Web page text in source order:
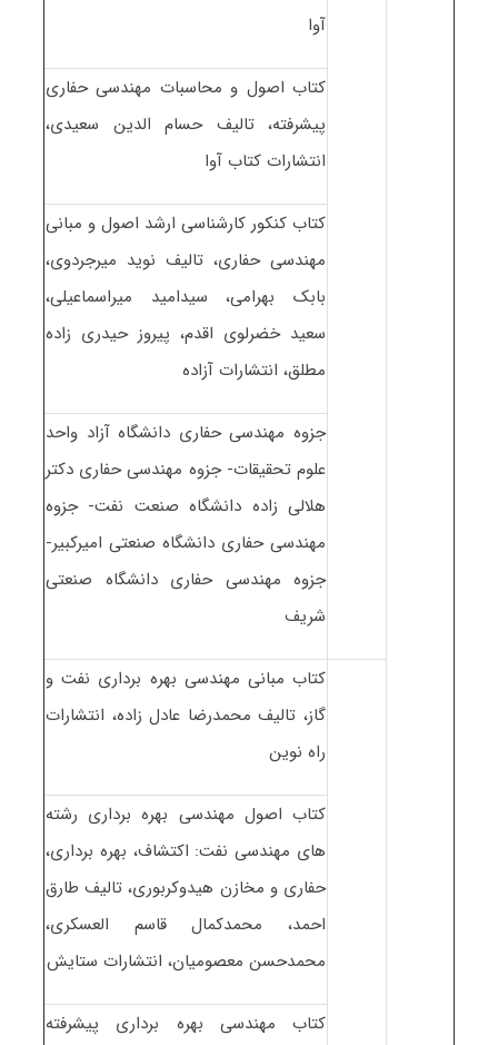
آوا
کتاب اصول و محاسبات مهندسی حفاری
پیشرفته، تالیف حسام الدین سعیدی،
انتشارات کتاب آوا
کتاب کنکور کارشناسی ارشد اصول و مبانی
مهندسی حفاری، تالیف نوید میرجردوی،
بابک بهرامی، سیدامید میراسماعیلی،
سعید خضرلوی اقدم، پیروز حیدری زاده
مطلق، انتشارات آزاده
جزوه مهندسی حفاری دانشگاه آزاد واحد
علوم تحقیقات- جزوه مهندسی حفاری دکتر
هلالی زاده دانشگاه صنعت نفت- جزوه
مهندسی حفاری دانشگاه صنعتی امیرکبیر-
جزوه مهندسی حفاری دانشگاه صنعتی
شریف
کتاب مبانی مهندسی بهره برداری نفت و
گاز، تالیف محمدرضا عادل زاده، انتشارات
راه نوین
کتاب اصول مهندسی بهره برداری رشته
های مهندسی نفت: اکتشاف، بهره برداری،
حفاری و مخازن هیدوکربوری، تالیف طارق
احمد، محمدکمال قاسم العسکری،
محمدحسن معصومیان، انتشارات ستایش
کتاب مهندسی بهره برداری پیشرفته